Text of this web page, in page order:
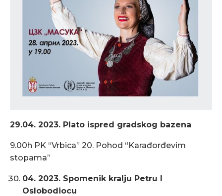
29.04. 2023. Plato ispred gradskog bazena
9.00h PK “Vrbica” 20. Pohod “Karađorđevim
stopama”
04. 2023. Spomenik kralju Petru I
Oslobodiocu